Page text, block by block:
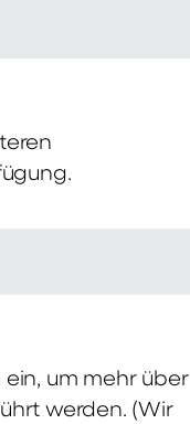
um mehr über
werden. (Wir